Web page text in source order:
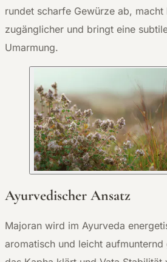
rundet scharfe Gewürze ab,
zugänglicher und bringt eine
Umarmung.
Ayurvedischer Ansatz
Majoran wird im Ayurveda
aromatisch und leicht aufmunternd